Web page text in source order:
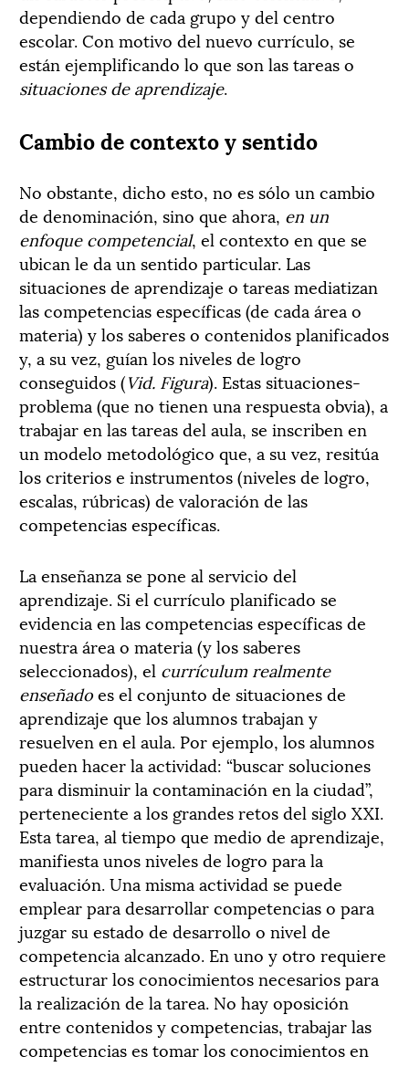
dependiendo de cada grupo y del centro
escolar. Con motivo del nuevo currículo, se
están ejemplificando lo que son las tareas o
situaciones de aprendizaje.
Cambio de contexto y sentido
No obstante, dicho esto, no es sólo un cambio
de denominación, sino que ahora, en un
enfoque competencial, el contexto en que se
ubican le da un sentido particular. Las
situaciones de aprendizaje o tareas mediatizan
las competencias específicas (de cada área o
materia) y los saberes o contenidos planificados
y, a su vez, guían los niveles de logro
conseguidos (Vid. Figura). Estas situaciones-
problema (que no tienen una respuesta obvia), a
trabajar en las tareas del aula, se inscriben en
un modelo metodológico que, a su vez, resitúa
los criterios e instrumentos (niveles de logro,
escalas, rúbricas) de valoración de las
competencias específicas.
La enseñanza se pone al servicio del
aprendizaje. Si el currículo planificado se
evidencia en las competencias específicas de
nuestra área o materia (y los saberes
seleccionados), el currículum realmente
enseñadoes el conjunto de situaciones de
aprendizaje que los alumnos trabajan y
resuelven en el aula. Por ejemplo, los alumnos
pueden hacer la actividad: “buscar soluciones
para disminuir la contaminación en la ciudad”,
perteneciente a los grandes retos del siglo XXI.
Esta tarea, al tiempo que medio de aprendizaje,
manifiesta unos niveles de logro para la
evaluación. Una misma actividad se puede
emplear para desarrollar competencias o para
juzgar su estado de desarrollo o nivel de
competencia alcanzado. En uno y otro requiere
estructurar los conocimientos necesarios para
la realización de la tarea. No hay oposición
entre contenidos y competencias, trabajar las
competencias es tomar los conocimientos en